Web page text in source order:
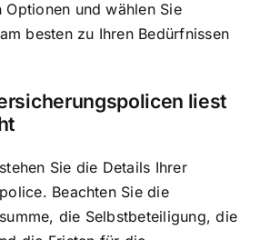
Optionen und wählen Sie
besten zu Ihren Bedürfnissen
liest
Sie die Details Ihrer
Beachten Sie die
die Selbstbeteiligung, die